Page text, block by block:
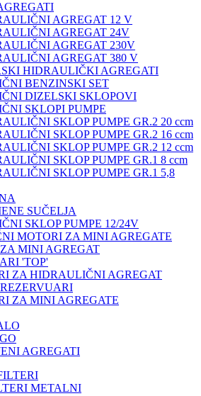
AGREGAT 12 V
AGREGAT 24V
AGREGAT 230V
AGREGAT 380 V
HIDRAULIČKI AGREGATI
BENZINSKI SET
DIZELSKI SKLOPOVI
SKLOPI PUMPE
SKLOP PUMPE GR.2 20 ccm
SKLOP PUMPE GR.2 16 ccm
SKLOP PUMPE GR.2 12 ccm
SKLOP PUMPE GR.1 8 ccm
SKLOP PUMPE GR.1 5,8
SUČELJA
SKLOP PUMPE 12/24V
MOTORI ZA MINI AGREGATE
MINI AGREGAT
'TOP'
ZA HIDRAULIČNI AGREGAT
ZA MINI AGREGATE
AGREGATI
METALNI